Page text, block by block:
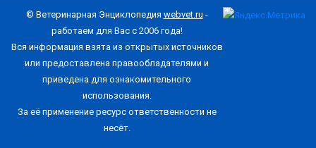
© Ветеринарная Энциклопедия webvet.ru -
работаем для Вас с 2006 года!
Вся информация взята из открытых источников
или предоставлена правообладателями и
приведена для ознакомительного
использования.
За её применение ресурс ответственности не
несёт.